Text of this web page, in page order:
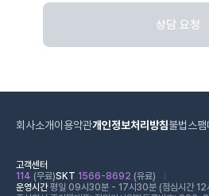
상담 요청
회사소개이용약관개인정보처리방침불법스팸
고객센터
114 (무료)SKT 1566-8692 (유료)
운영시간평일 09시30분 - 17시30분 (점심시간 12